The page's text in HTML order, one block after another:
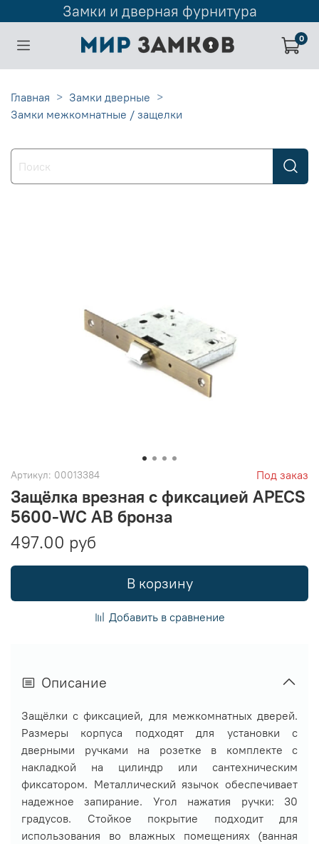
Замки и дверная фурнитура
0
Главная
Замки дверные
Замки межкомнатные / защелки
Артикул: 00013384 Под заказ
Защёлка врезная с фиксацией APECS
5600-WC AB бронза
497.00 руб
В корзину
Добавить в сравнение
Описание
Защёлки с фиксацией, для межкомнатных дверей.
Размеры корпуса подходят для установки с
дверными ручками на розетке в комплекте с
накладкой на цилиндр или сантехническим
фиксатором. Металлический язычок обеспечивает
надежное запирание. Угол нажатия ручки: 30
градусов. Стойкое покрытие подходит для
использования во влажных помещениях (ванная